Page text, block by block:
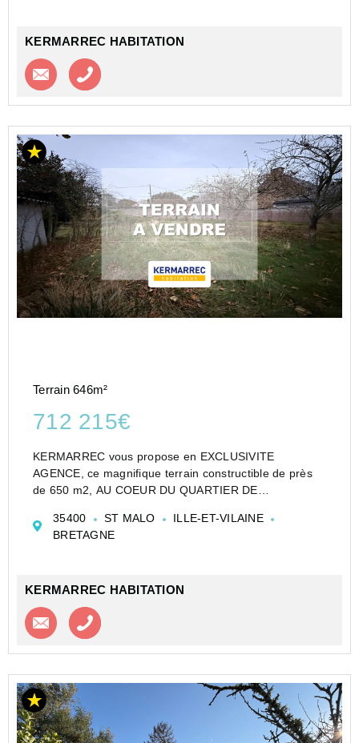
KERMARREC HABITATION
Contacter l'agence
Terrain 646m²
712 215€
KERMARREC vous propose en EXCLUSIVITE
AGENCE, ce magnifique terrain constructible de près
de 650 m2, AU COEUR DU QUARTIER DE
CALE DE ROCHEBONNE, à 800 mètres du centre de
PARAME, à 3 km d'INTRAMUROS.
35400 ST MALO
ILLE-ET-VILAINE
BRETAGNE
KERMARREC HABITATION
Contacter l'agence